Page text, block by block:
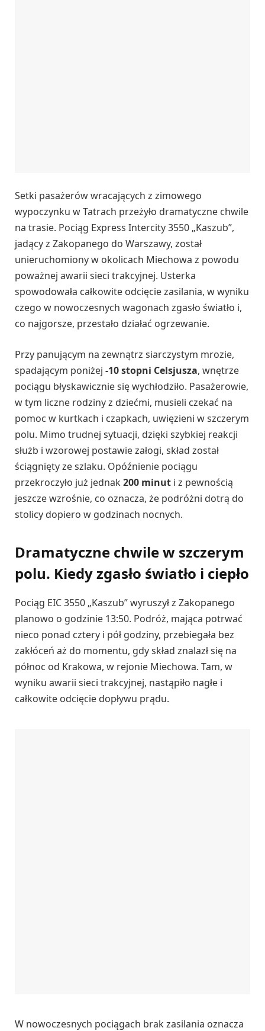
Setki pasażerów wracających z zimowego
wypoczynku w Tatrach przeżyło dramatyczne chwile
na trasie. Pociąg Express Intercity 3550 „Kaszub”,
jadący z Zakopanego do Warszawy, został
unieruchomiony w okolicach Miechowa z powodu
poważnej awarii sieci trakcyjnej. Usterka
spowodowała całkowite odcięcie zasilania, w wyniku
czego w nowoczesnych wagonach zgasło światło i,
co najgorsze, przestało działać ogrzewanie.
Przy panującym na zewnątrz siarczystym mrozie,
spadającym poniżej -10 stopni Celsjusza, wnętrze
pociągu błyskawicznie się wychłodziło. Pasażerowie,
w tym liczne rodziny z dziećmi, musieli czekać na
pomoc w kurtkach i czapkach, uwięzieni w szczerym
polu. Mimo trudnej sytuacji, dzięki szybkiej reakcji
służb i wzorowej postawie załogi, skład został
ściągnięty ze szlaku. Opóźnienie pociągu
przekroczyło już jednak200 minut i z pewnością
jeszcze wzrośnie, co oznacza, że podróżni dotrą do
stolicy dopiero w godzinach nocnych.
Dramatyczne chwile w szczerym
polu. Kiedy zgasło światło i ciepło
Pociąg EIC 3550 „Kaszub” wyruszył z Zakopanego
planowo o godzinie 13:50. Podróż, mająca potrwać
nieco ponad cztery i pół godziny, przebiegała bez
zakłóceń aż do momentu, gdy skład znalazł się na
północ od Krakowa, w rejonie Miechowa. Tam, w
wyniku awarii sieci trakcyjnej, nastąpiło nagłe i
całkowite odcięcie dopływu prądu.
W nowoczesnych pociągach brak zasilania oznacza